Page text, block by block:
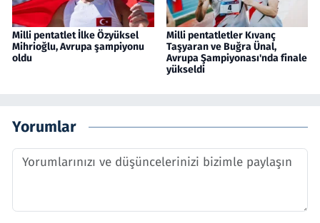
Milli pentatlet İlke Özyüksel
Mihrioğlu, Avrupa şampiyonu
oldu
Milli pentatletler Kıvanç
Taşyaran ve Buğra Ünal,
Avrupa Şampiyonası'nda finale
yükseldi
Yorumlar